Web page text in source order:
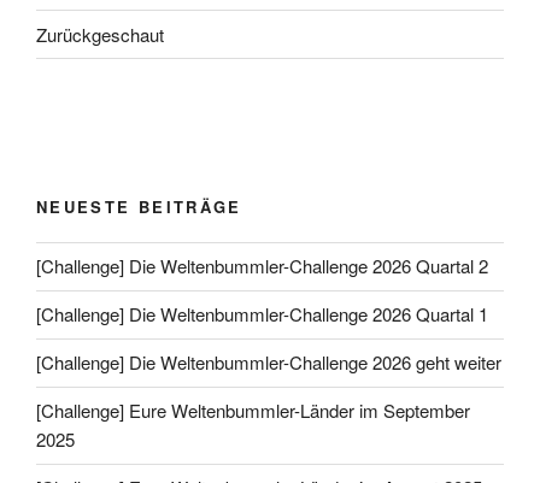
Zurückgeschaut
NEUESTE BEITRÄGE
[Challenge] Die Weltenbummler-Challenge 2026 Quartal 2
[Challenge] Die Weltenbummler-Challenge 2026 Quartal 1
[Challenge] Die Weltenbummler-Challenge 2026 geht weiter
[Challenge] Eure Weltenbummler-Länder im September
2025